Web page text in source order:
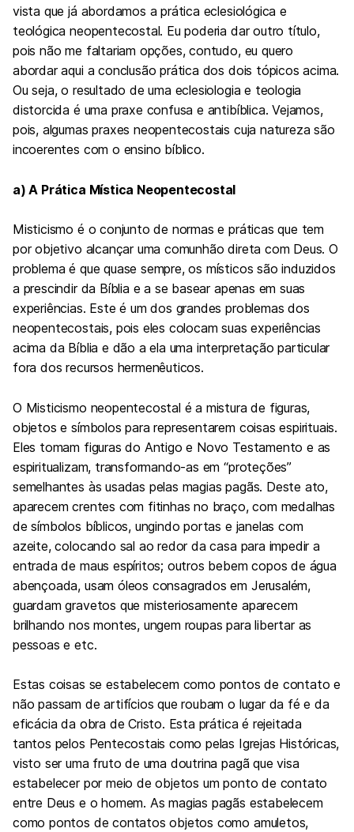
vista que já abordamos a prática eclesiológica e
teológica neopentecostal. Eu poderia dar outro título,
pois não me faltariam opções, contudo, eu quero
abordar aqui a conclusão prática dos dois tópicos acima.
Ou seja, o resultado de uma eclesiologia e teologia
distorcida é uma praxe confusa e antibíblica. Vejamos,
pois, algumas praxes neopentecostais cuja natureza são
incoerentes com o ensino bíblico.
a) A Prática Mística Neopentecostal
Misticismo é o conjunto de normas e práticas que tem
por objetivo alcançar uma comunhão direta com Deus. O
problema é que quase sempre, os místicos são induzidos
a prescindir da Bíblia e a se basear apenas em suas
experiências. Este é um dos grandes problemas dos
neopentecostais, pois eles colocam suas experiências
acima da Bíblia e dão a ela uma interpretação particular
fora dos recursos hermenêuticos.
O Misticismo neopentecostal é a mistura de figuras,
objetos e símbolos para representarem coisas espirituais.
Eles tomam figuras do Antigo e Novo Testamento e as
espiritualizam, transformando-as em “proteções”
semelhantes às usadas pelas magias pagãs. Deste ato,
aparecem crentes com fitinhas no braço, com medalhas
de símbolos bíblicos, ungindo portas e janelas com
azeite, colocando sal ao redor da casa para impedir a
entrada de maus espíritos; outros bebem copos de água
abençoada, usam óleos consagrados em Jerusalém,
guardam gravetos que misteriosamente aparecem
brilhando nos montes, ungem roupas para libertar as
pessoas e etc.
Estas coisas se estabelecem como pontos de contato e
não passam de artifícios que roubam o lugar da fé e da
eficácia da obra de Cristo. Esta prática é rejeitada
tantos pelos Pentecostais como pelas Igrejas Históricas,
visto ser uma fruto de uma doutrina pagã que visa
estabelecer por meio de objetos um ponto de contato
entre Deus e o homem. As magias pagãs estabelecem
como pontos de contatos objetos como amuletos,